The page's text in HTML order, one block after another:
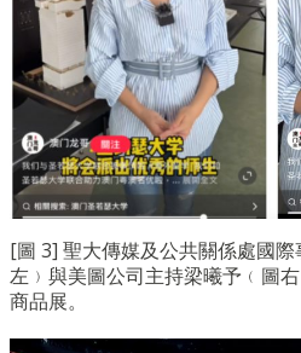
[圖 3] 聖大傳媒及公共關係處國
左﹚與美圖公司主持梁曦予﹙圖
商品展。